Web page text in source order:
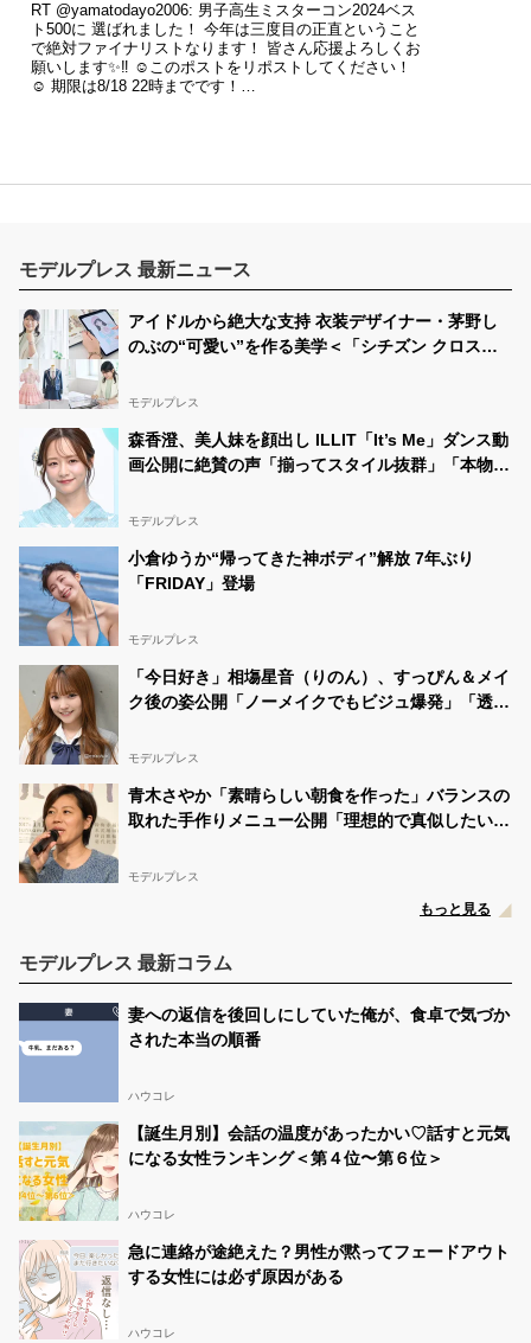
RT @yamatodayo2006: 男子高生ミスターコン2024ベス
ト500に 選ばれました！ 今年は三度目の正直ということ
で絶対ファイナリストなります！ 皆さん応援よろしくお
願いします✨‼️ ☺︎このポストをリポストしてください！
☺︎ 期限は8/18 22時までです！…
モデルプレス 最新ニュース
アイドルから絶大な支持 衣装デザイナー・茅野し
のぶの“可愛い”を作る美学＜「シチズン クロスシ
モデルプレス
森香澄、美人妹を顔出し ILLIT「It’s Me」ダンス動
画公開に絶賛の声「揃ってスタイル抜群」「本物の
モデルプレス
小倉ゆうか“帰ってきた神ボディ”解放 7年ぶり
「FRIDAY」登場
モデルプレス
「今日好き」相塲星音（りのん）、すっぴん＆メイ
ク後の姿公開「ノーメイクでもビジュ爆発」「透明
モデルプレス
青木さやか「素晴らしい朝食を作った」バランスの
取れた手作りメニュー公開「理想的で真似したい」
モデルプレス
もっと見る
モデルプレス 最新コラム
妻への返信を後回しにしていた俺が、食卓で気づか
された本当の順番
ハウコレ
【誕生月別】会話の温度があったかい♡話すと元気
になる女性ランキング＜第４位〜第６位＞
ハウコレ
急に連絡が途絶えた？男性が黙ってフェードアウト
する女性には必ず原因がある
ハウコレ